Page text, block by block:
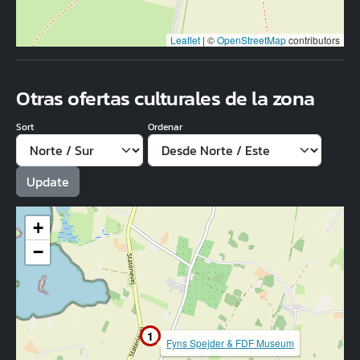
Leaflet | ©OpenStreetMapcontributors
Otras ofertas culturales de la zona
Sort Ordenar
1 Fyns Spejder & FDF Museum
+
−